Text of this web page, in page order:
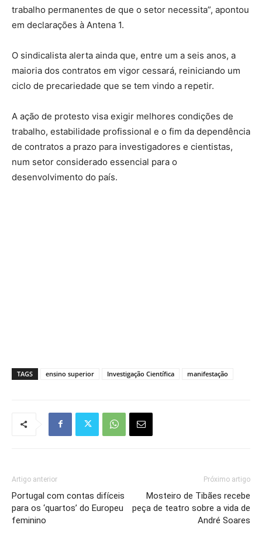
trabalho permanentes de que o setor necessita”, apontou
em declarações à Antena 1.
O sindicalista alerta ainda que, entre um a seis anos, a
maioria dos contratos em vigor cessará, reiniciando um
ciclo de precariedade que se tem vindo a repetir.
A ação de protesto visa exigir melhores condições de
trabalho, estabilidade profissional e o fim da dependência
de contratos a prazo para investigadores e cientistas,
num setor considerado essencial para o
desenvolvimento do país.
TAGS ensino superior Investigação Científica manifestação
Artigo anterior
Portugal com contas difíceis
para os ‘quartos’ do Europeu
feminino
Próximo artigo
Mosteiro de Tibães recebe
peça de teatro sobre a vida de
André Soares